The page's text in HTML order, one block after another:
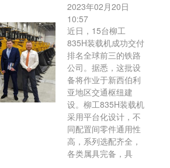
2023年02月20日
10:57
近日，15台柳工
835H装载机成功交付
排名全球前三的铁路
公司。据悉，这批设
备将作业于新西伯利
亚地区交通枢纽建
设。柳工835H装载机
采用平台化设计，不
同配置间零件通用性
高，系列选配齐全，
各类属具完备，具